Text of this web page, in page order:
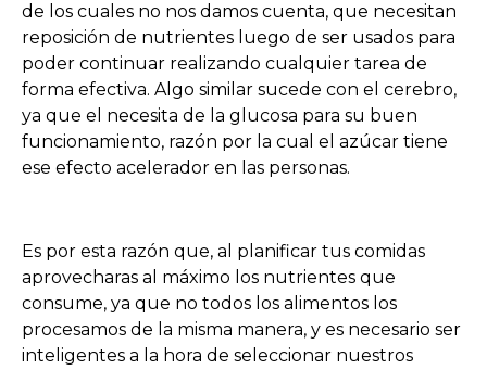
de los cuales no nos damos cuenta, que necesitan
reposición de nutrientes luego de ser usados para
poder continuar realizando cualquier tarea de
forma efectiva. Algo similar sucede con el cerebro,
ya que el necesita de la glucosa para su buen
funcionamiento, razón por la cual el azúcar tiene
ese efecto acelerador en las personas.
Es por esta razón que, al planificar tus comidas
aprovecharas al máximo los nutrientes que
consume, ya que no todos los alimentos los
procesamos de la misma manera, y es necesario ser
inteligentes a la hora de seleccionar nuestros